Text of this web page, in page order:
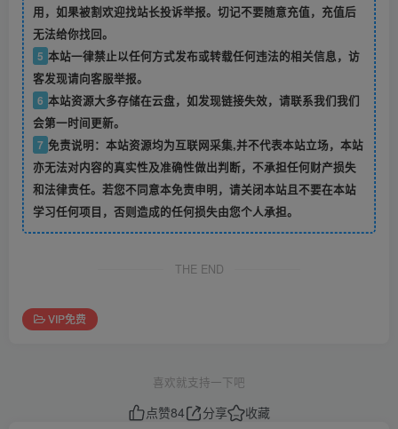
用，如果被割欢迎找站长投诉举报。切记不要随意充值，充值后
无法给你找回。
5 本站一律禁止以任何方式发布或转载任何违法的相关信息，访
客发现请向客服举报。
6 本站资源大多存储在云盘，如发现链接失效，请联系我们我们
会第一时间更新。
7 免责说明：本站资源均为互联网采集,并不代表本站立场，本站
亦无法对内容的真实性及准确性做出判断，不承担任何财产损失
和法律责任。若您不同意本免责申明，请关闭本站且不要在本站
学习任何项目，否则造成的任何损失由您个人承担。
THE END
VIP免费
喜欢就支持一下吧
点赞84 分享
收藏